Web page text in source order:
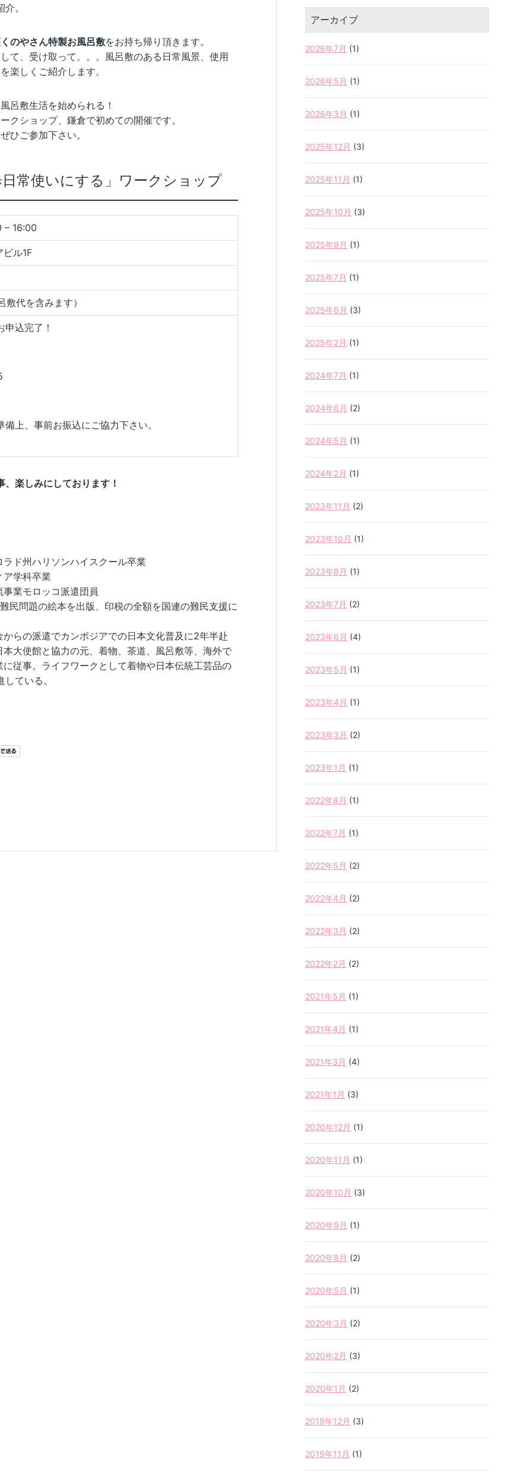
。
のやさん特製お風呂敷をお持ち帰り頂きます。
て、受け取って。。。風呂敷のある日常風景、使用
楽しくご紹介します。
呂敷生活を始められる！
クショップ、鎌倉で初めての開催です。
ひご参加下さい。
常使いにする」ワークショップ
16:00
ビル1F
代を含みます）
込完了！
上、事前お振込にご協力下さい。
楽しみにしております！
ド州ハリソンハイスクール卒業
ア学科卒業
業モロッコ派遣団員
民問題の絵本を出版、印税の全額を国連の難民支援に
らの派遣でカンボジアでの日本文化普及に2年半赴
大使館と協力の元、着物、茶道、風呂敷等、海外で
従事。ライフワークとして着物や日本伝統工芸品の
ている。
アーカイブ
2026年7月 (1)
2026年5月 (1)
2026年3月 (1)
2025年12月 (3)
2025年11月 (1)
2025年10月 (3)
2025年9月 (1)
2025年7月 (1)
2025年6月 (3)
2025年2月 (1)
2024年7月 (1)
2024年6月 (2)
2024年5月 (1)
2024年2月 (1)
2023年11月 (2)
2023年10月 (1)
2023年8月 (1)
2023年7月 (2)
2023年6月 (4)
2023年5月 (1)
2023年4月 (1)
2023年3月 (2)
2023年1月 (1)
2022年8月 (1)
2022年7月 (1)
2022年5月 (2)
2022年4月 (2)
2022年3月 (2)
2022年2月 (2)
2021年5月 (1)
2021年4月 (1)
2021年3月 (4)
2021年1月 (3)
2020年12月 (1)
2020年11月 (1)
2020年10月 (3)
2020年9月 (1)
2020年8月 (2)
2020年5月 (1)
2020年3月 (2)
2020年2月 (3)
2020年1月 (2)
2019年12月 (3)
2019年11月 (1)